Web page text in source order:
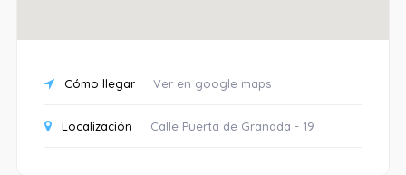
Cómo llegar Ver en google maps
Localización Calle Puerta de Granada - 19